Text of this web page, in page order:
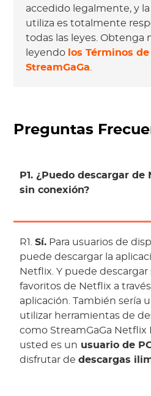
accedido legalmente, y
utiliza es totalmente
todas las leyes. Obtenga
leyendo los Términos
StreamGaGa
Preguntas
P1. ¿Puedo descargar
sin conexión?
R1.Sí. Para usuarios de
puede descargar la
Netflix. Y puede
favoritos de Netflix a
aplicación. También sería
utilizar herramientas de
como StreamGaGa Netflix
usted es un usuario de
disfrutar dedescargas